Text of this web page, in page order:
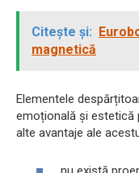
Citește și:
magnetică
Elementele
emoțională și estetică
alte avantaje ale